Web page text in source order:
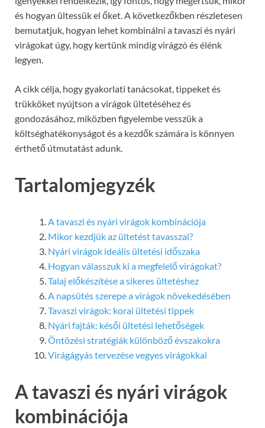
és hogyan ültessük el őket. A következőkben részletesen
bemutatjuk, hogyan lehet kombinálni a tavaszi és nyári
virágokat úgy, hogy kertünk mindig virágzó és élénk
legyen.
A cikk célja, hogy gyakorlati tanácsokat, tippeket és
trükköket nyújtson a virágok ültetéséhez és
gondozásához, miközben figyelembe vesszük a
költséghatékonyságot és a kezdők számára is könnyen
érthető útmutatást adunk.
Tartalomjegyzék
A tavaszi és nyári virágok kombinációja
Mikor kezdjük az ültetést tavasszal?
Nyári virágok ideális ültetési időszaka
Hogyan válasszuk ki a megfelelő virágokat?
Talaj előkészítése a sikeres ültetéshez
A napsütés szerepe a virágok növekedésében
Tavaszi virágok: korai ültetési tippek
Nyári fajták: késői ültetési lehetőségek
Öntözési stratégiák különböző évszakokra
Virágágyás tervezése vegyes virágokkal
A tavaszi és nyári virágok
kombinációja